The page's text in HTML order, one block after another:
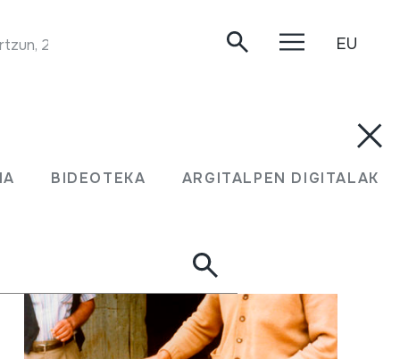
BIDEOTEKA ARGITALPEN DIGITALAK
2020/01/31. EU